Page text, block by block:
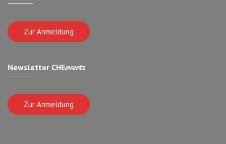
Zur Anmeldung
Newsletter CHEevents
Zur Anmeldung